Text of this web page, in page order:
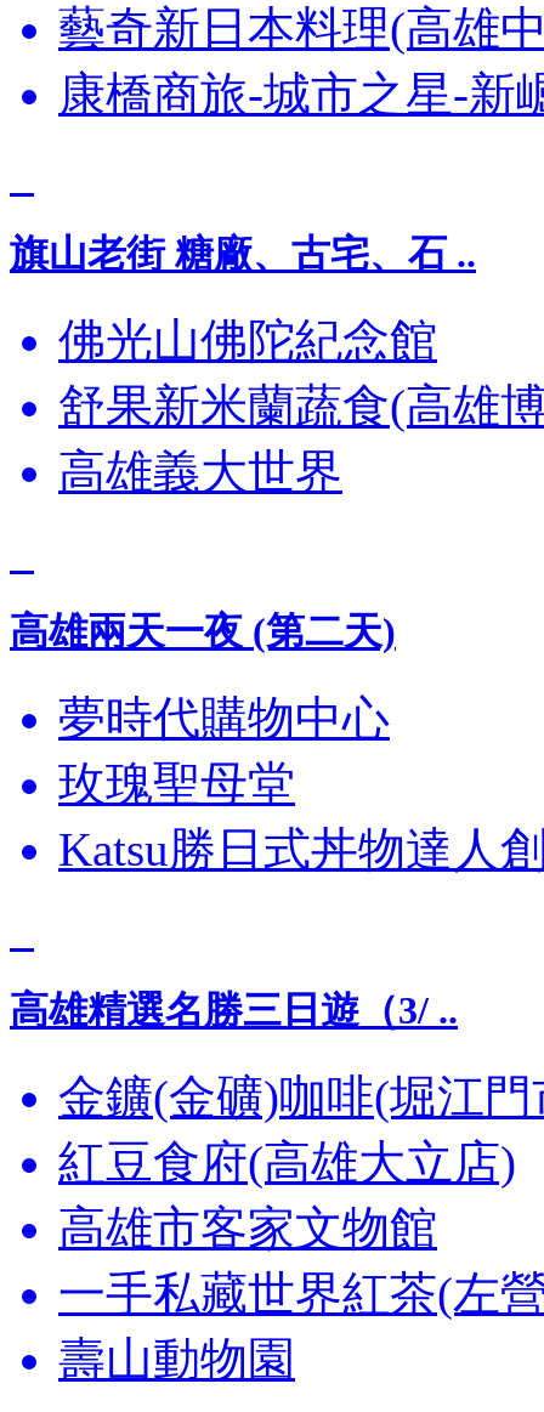
藝奇新日本料理(高雄
康橋商旅-城市之星-新
旗山老街 糖廠、古宅、石 ..
佛光山佛陀紀念館
舒果新米蘭蔬食(高雄
高雄義大世界
高雄兩天一夜 (第二天)
夢時代購物中心
玫瑰聖母堂
Katsu勝日式丼物達人
高雄精選名勝三日遊（3/ ..
金鑛(金礦)咖啡(堀江門
紅豆食府(高雄大立店)
高雄市客家文物館
一手私藏世界紅茶(左
壽山動物園